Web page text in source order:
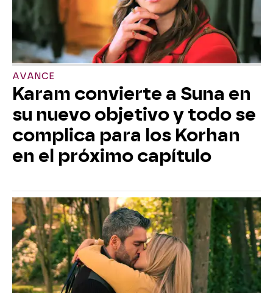
AVANCE
Karam convierte a Suna en
su nuevo objetivo y todo se
complica para los Korhan
en el próximo capítulo